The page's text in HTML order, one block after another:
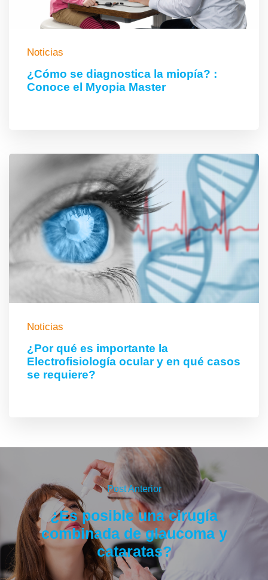
Noticias
¿Cómo se diagnostica la miopía? :
Conoce el Myopia Master
Noticias
¿Por qué es importante la
Electrofisiología ocular y en qué casos
se requiere?
Post Anterior
¿Es posible una cirugía
combinada de glaucoma y
cataratas?